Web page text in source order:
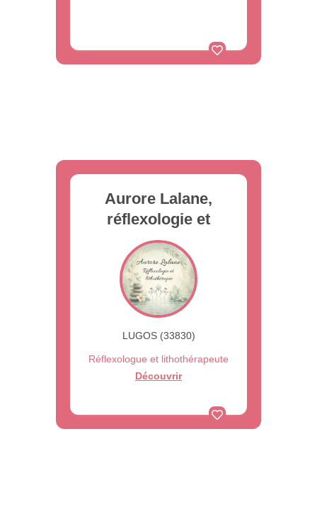
Aurore Lalane,
réflexologie et
LUGOS (33830)
Réflexologue et lithothérapeute
Découvrir